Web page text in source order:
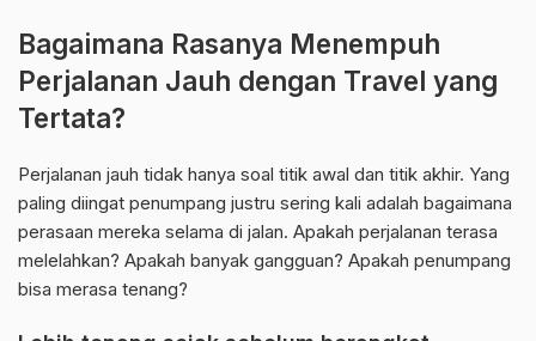
Bagaimana Rasanya Menempuh
Perjalanan Jauh dengan Travel yang
Tertata?
Perjalanan jauh tidak hanya soal titik awal dan titik akhir. Yang
paling diingat penumpang justru sering kali adalah bagaimana
perasaan mereka selama di jalan. Apakah perjalanan terasa
melelahkan? Apakah banyak gangguan? Apakah penumpang
bisa merasa tenang?